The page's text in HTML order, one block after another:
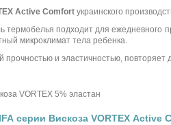
Active Comfort украинского
термобелья подходит для ежедневного
микроклимат тела ребенка.
прочностью и эластичностью, повторяет
VORTEX 5% эластан
серии Вискоза VORTEX Active